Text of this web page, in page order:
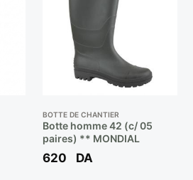
BOTTE DE CHANTIER
Botte homme 42 (c/ 05
paires) ** MONDIAL
620 DA